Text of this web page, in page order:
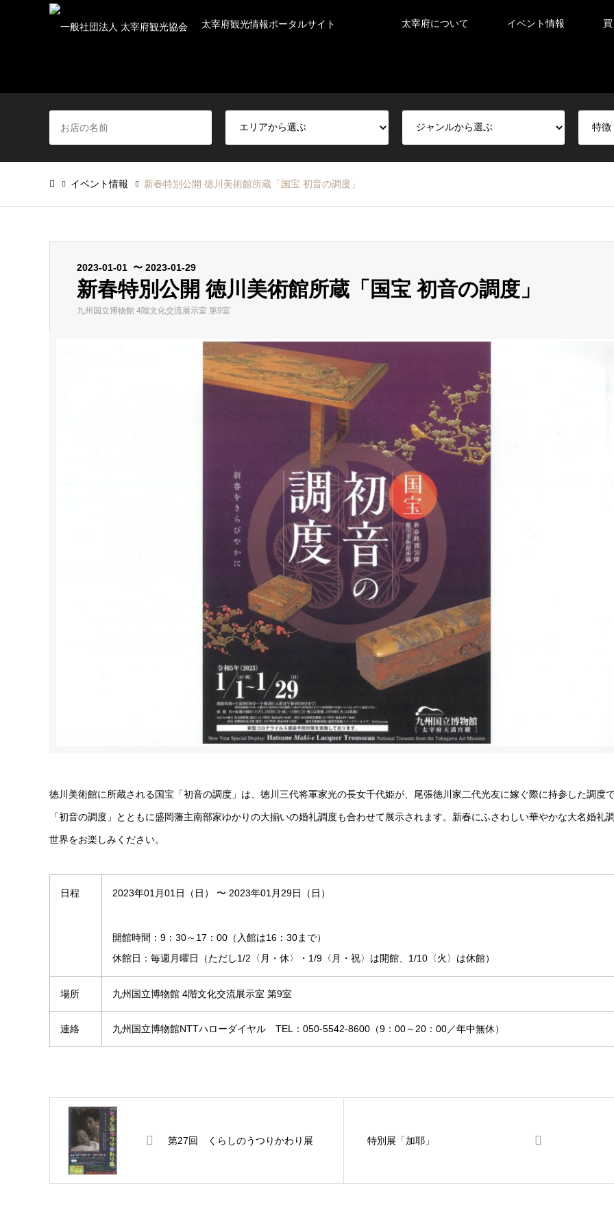
太宰府観光情報ポータルサイト 太宰府について イベント情報
イベント情報 新春特別公開 徳川美術館所蔵「国宝 初音の調度」
2023-01-01 〜 2023-01-29
新春特別公開 徳川美術館所蔵「国宝 初音の調度」
九州国立博物館 4階文化交流展示室 第9室
徳川美術館に所蔵される国宝「初音の調度」は、徳川三代将軍家光の長女千代姫が、尾張徳川家二代光友に嫁ぐ際に持参した調度で
「初音の調度」とともに盛岡藩主南部家ゆかりの大揃いの婚礼調度も合わせて展示されます。新春にふさわしい華やかな大名婚礼
世界をお楽しみください。
日程 2023年01月01日（日） 〜 2023年01月29日（日）
開館時間：9：30～17：00（入館は16：30まで）
休館日：毎週月曜日（ただし1/2〈月・休〉・1/9〈月・祝〉は開館、1/10〈火〉は休館）
場所 九州国立博物館 4階文化交流展示室 第9室
連絡 九州国立博物館NTTハローダイヤル TEL：050-5542-8600（9：00～20：00／年中無休）
第27回 くらしのうつりかわり展 特別展「加耶」